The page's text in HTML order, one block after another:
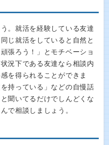
。就活を経験している友達
じ就活をしていると自然と
張ろう！」とモチベーショ
況下である友達なら相談内
を得られることができま
持っている」などの自慢話
聞いてるだけでしんどくな
で相談しましょう。